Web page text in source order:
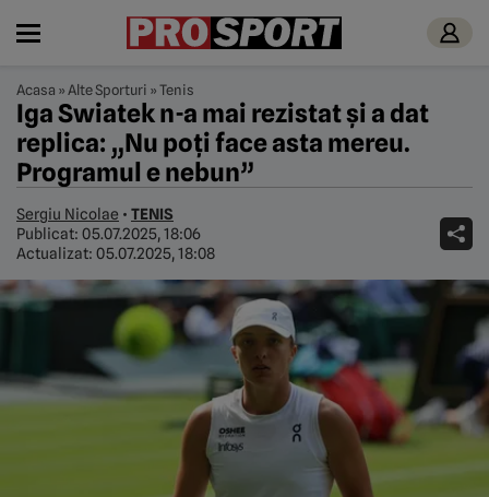
Acasa »Alte Sporturi »Tenis
Iga Swiatek n-a mai rezistat și a dat
replica: „Nu poți face asta mereu.
Programul e nebun”
Sergiu Nicolae • TENIS
Publicat: 05.07.2025, 18:06
Actualizat: 05.07.2025, 18:08